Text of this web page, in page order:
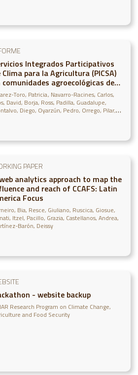
Integrados Participativos
Clima para la Agricultura (PICSA)
comunidades agroecológicas de
Perú y ColombiaServicios
Participativos de Clima
la Agricultura (PICSA) en
Toro, Patricia Navarro-Racines, Carlos
David Borja, Ross Padilla, Guadalupe
Diego Oyarzún, Pedro Orrego, Pilar
PAPER
analytics approach to map the
and reach of CCAFS: Latin
Focus
Bia Resce, Giuliano Ruscica, Giosue
Itzel Pacillo, Grazia Castellanos, Andrea
Barón, Deissy
- website backup
Research Program on Climate Change,
and Food Security